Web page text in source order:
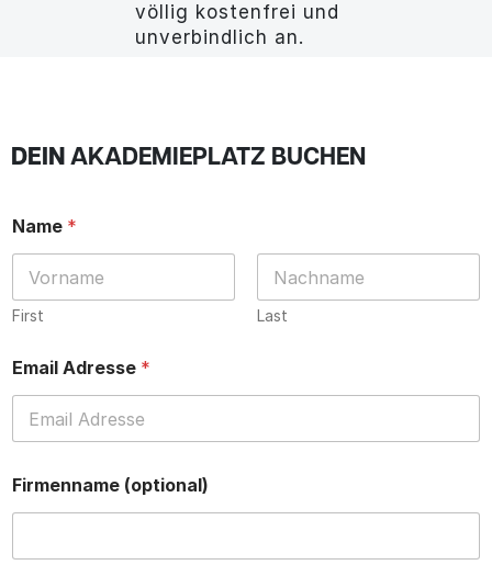
völlig kostenfrei und
unverbindlich an.
DEIN AKADEMIEPLATZ BUCHEN
Name *
First Last
Email Adresse *
Firmenname (optional)